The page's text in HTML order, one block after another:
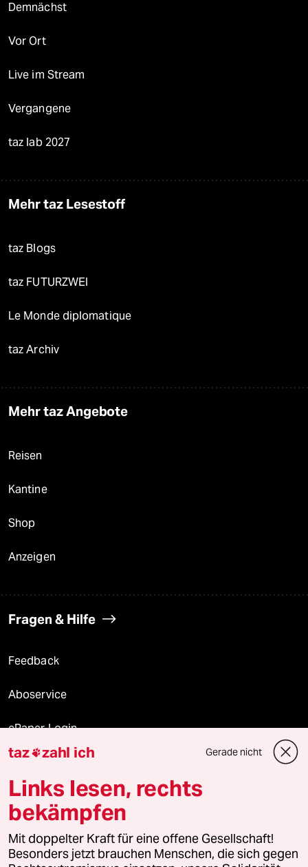
Demnächst
Vor Ort
Live im Stream
Vergangene
taz lab 2027
Mehr taz Lesestoff
taz Blogs
taz FUTURZWEI
Le Monde diplomatique
taz Archiv
Mehr taz Angebote
Reisen
Kantine
Shop
Anzeigen
Fragen & Hilfe
Feedback
Aboservice
ePaper Login
Downloads für Abonnierende
© 2026 taz Verlags und Vertriebs GmbH
Alle Rechte vorbehalten. Bei rechtlichen Fragen oder für Genehmigungen
wenden Sie sich bitte an
lizenzen@taz.de
taz zahl ich Gerade nicht
Links lesen, rechts
bekämpfen
Mit doppelter Kraft für eine offene Gesellschaft!
Besonders jetzt brauchen Menschen, die sich gegen